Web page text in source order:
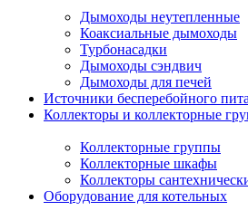
Дымоходы неутепленные
Коаксиальные дымоходы
Турбонасадки
Дымоходы сэндвич
Дымоходы для печей
Источники бесперебойного
Коллекторы и коллекторные
Коллекторные группы
Коллекторные шкафы
Коллекторы
Оборудование для котельных